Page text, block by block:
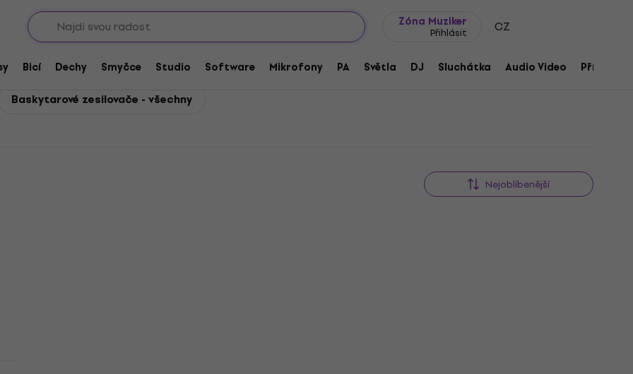
Zóna Muziker
Přihlásit CZ
Bicí Dechy Smyčce Studio Software Mikrofony PA Světla DJ Sluchátka Audio Video
Baskytarové zesilovače - všechny
Nejoblíbenější